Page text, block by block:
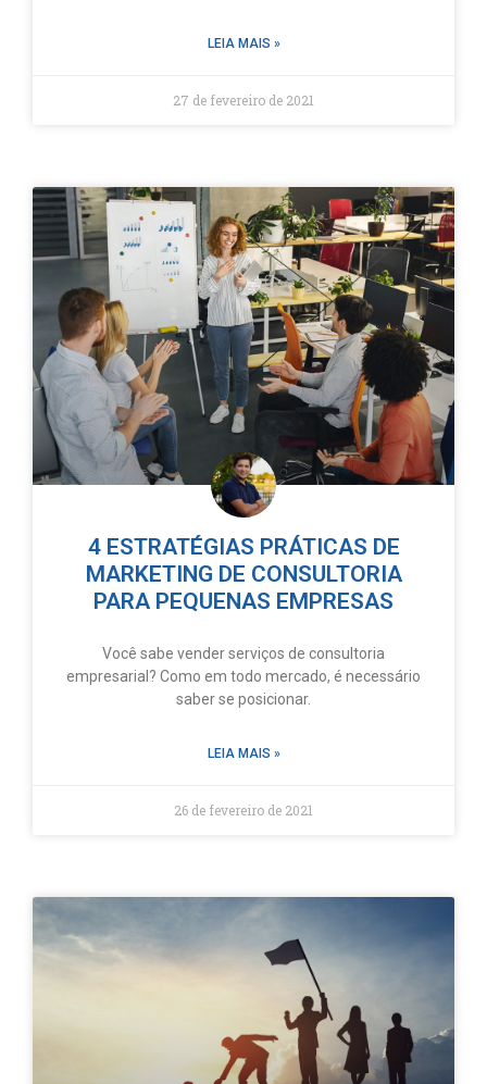
LEIA MAIS »
27 de fevereiro de 2021
4 ESTRATÉGIAS PRÁTICAS DE
MARKETING DE CONSULTORIA
PARA PEQUENAS EMPRESAS
Você sabe vender serviços de consultoria
empresarial? Como em todo mercado, é necessário
saber se posicionar.
LEIA MAIS »
26 de fevereiro de 2021